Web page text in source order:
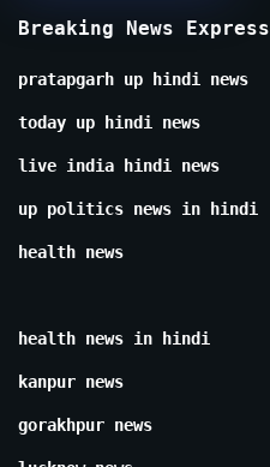
Breaking News Express
pratapgarh up hindi news
today up hindi news
live india hindi news
up politics news in hindi
health news
health news in hindi
kanpur news
gorakhpur news